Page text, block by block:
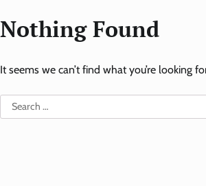
Nothing Found
It seems we can’t find what you’re looking
Search
for: